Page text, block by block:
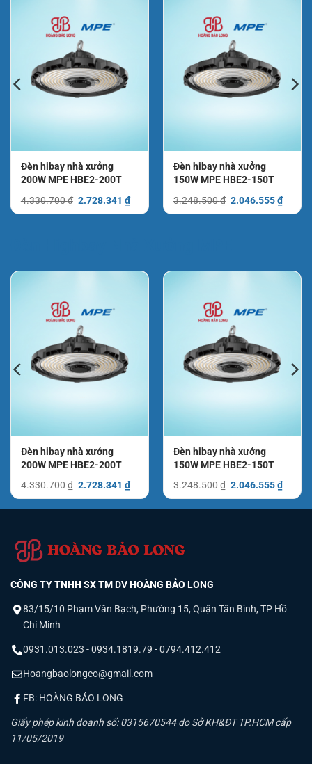
Đèn hibay nhà xưởng
200W MPE HBE2-200T
4.330.700₫ Giá
là:
2.728.341 ₫Giá
hiện
tại
Đèn hibay nhà xưởng
150W MPE HBE2-150T
3.248.500₫ Giá
là:
2.046.555₫Giá
hiện
tại
Đèn hibay nhà xưởng
200W MPE HBE2-200T
4.330.700₫ Giá
là:
4.330.700 ₫.
2.728.341 ₫Giá
hiện
tại
là:
Đèn hibay nhà xưởng
150W MPE HBE2-150T
3.248.500₫ Giá
là:
3.248.500 ₫.
2.046.555₫Giá
hiện
tại
là:
CÔNG TY TNHH SX TM DV HOÀNG BẢO LONG
83/15/10 Phạm Văn Bạch, Phường 15, Quận Tân Bình, TP Hồ
Chí Minh
0931.013.023 - 0934.1819.79 - 0794.412.412
Hoangbaolongco@gmail.com
FB: HOÀNG BẢO LONG
Giấy phép kinh doanh số: 0315670544 do Sở KH&ĐT TP.HCM cấp
11/05/2019